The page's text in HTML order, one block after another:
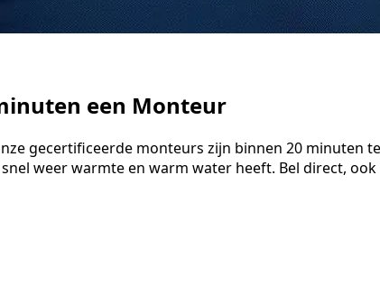
een Monteur
gecertificeerde monteurs zijn binnen 20 minuten
weer warmte en warm water heeft. Bel direct,